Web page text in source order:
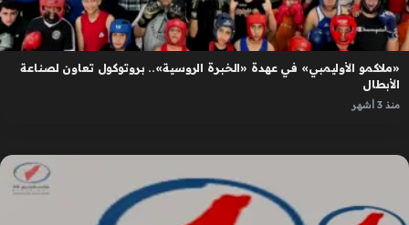
«ملاكمو الأوليمبي» في عهدة «الخبرة الروسية».. بروتوكول تعاون لصناعة
الأبطال
منذ 3 أشهر